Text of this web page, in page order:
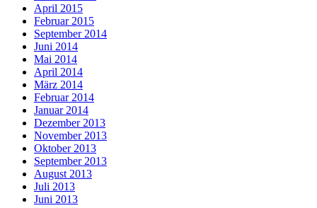
April 2015
Februar 2015
September 2014
Juni 2014
Mai 2014
April 2014
März 2014
Februar 2014
Januar 2014
Dezember 2013
November 2013
Oktober 2013
September 2013
August 2013
Juli 2013
Juni 2013